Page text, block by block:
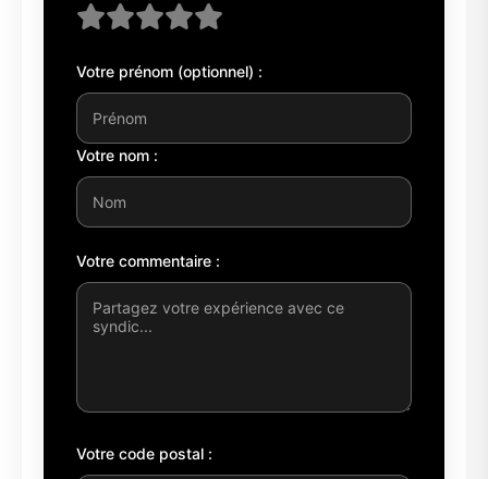
Votre prénom (optionnel) :
Votre nom :
Votre commentaire :
Votre code postal :